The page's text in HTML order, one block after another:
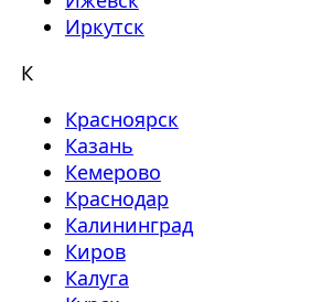
Иркутск
К
Красноярск
Казань
Кемерово
Краснодар
Калининград
Киров
Калуга